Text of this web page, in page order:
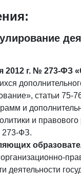
2012 г. № 273-
статьи 75-
и
и
273-ФЗ.
деятельности